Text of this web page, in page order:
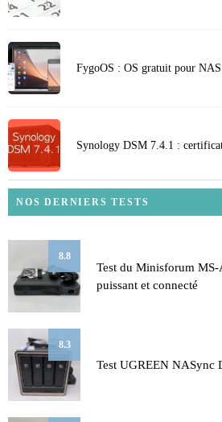
FygoOS : OS gratuit pour
Synology DSM 7.4.1 :
NOS DERNIERS TESTS
8.8
Test du Minisforum
puissant et connecté
8.3
Test UGREEN NASync